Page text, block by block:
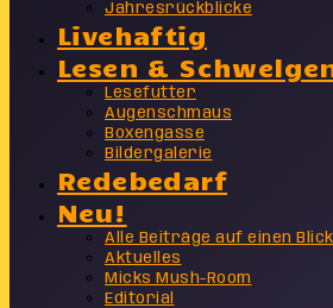
Jahresrückblicke
Livehaftig
Lesen &
Lesefutter
Augenschmaus
Boxengasse
Bildergalerie
Redebedarf
Neu!
Alle Beiträge auf einen Blick
Aktuelles
Micks Mush-Room
Editorial